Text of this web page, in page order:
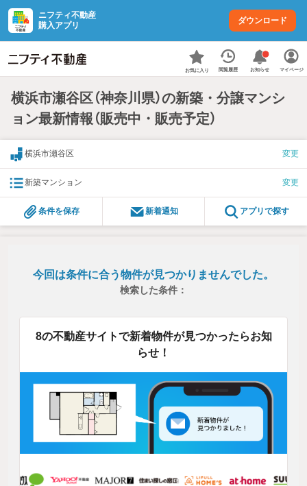
ニフティ不動産
購入アプリ
ダウンロード
お気に入り 閲覧履歴 お知らせ マイページ
横浜市瀬谷区（神奈川県）の新築・分譲マンシ
ョン最新情報（販売中・販売予定）
横浜市瀬谷区 変更
新築マンション 変更
条件を保存 新着通知 アプリで探す
今回は条件に合う物件が見つかりませんでした。
検索した条件：
8の不動産サイトで新着物件が見つかったらお知
らせ！